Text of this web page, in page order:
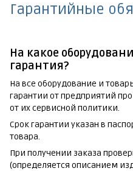
Гарантийные
На какое
гарантия?
На все оборудование и
гарантии от предприятий
от их сервисной политики.
Срок гарантии указан в
товара.
При получении заказа
(определяется описанием